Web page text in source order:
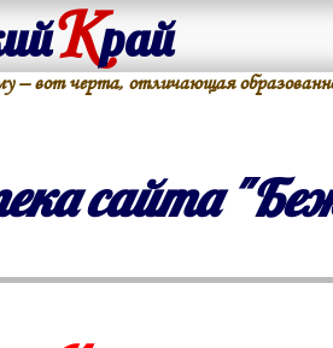
Край
– вот черта, отличающая
сайта